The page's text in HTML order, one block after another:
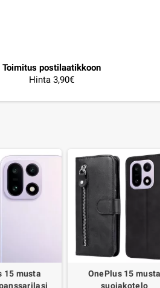
Toimitus postilaatikkoon
Hinta 3,90€
15 musta
OnePlus 15 musta
suojakotelo